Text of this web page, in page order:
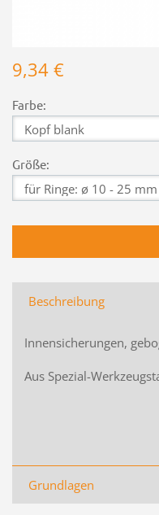
9,34 €
Farbe:
Größe:
Beschreibung
Innensicherungen,
Aus Spezial-
Grundlagen